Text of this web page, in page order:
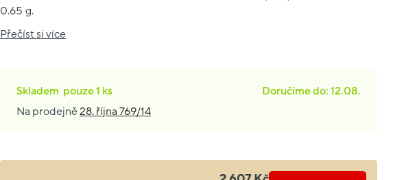
0.65 g.
Přečíst si více
Skladem pouze1 ks
Doručíme do: 12.08.
Na prodejně28. října 769/14